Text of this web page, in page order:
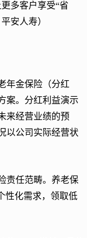
多客户享受“省
安人寿）
金保险（分红
案。分红利益演示
来经营业绩的预
以公司实际经营状
任范畴。养老保
性化需求，领取低